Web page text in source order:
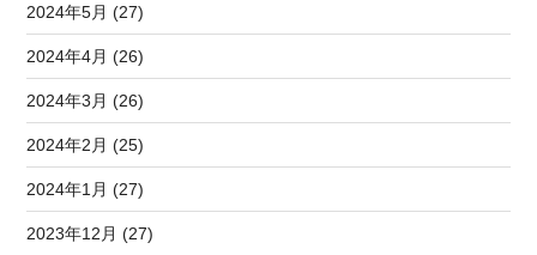
2024年5月 (27)
2024年4月 (26)
2024年3月 (26)
2024年2月 (25)
2024年1月 (27)
2023年12月 (27)